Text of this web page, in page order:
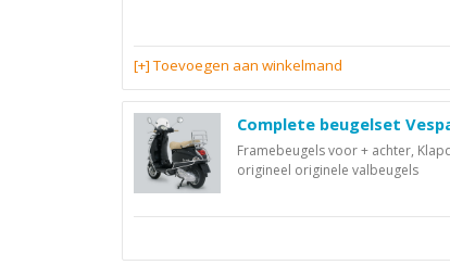
[+] Toevoegen aan winkelmand
Complete beugelset
Framebeugels voor + achter,
origineel originele valbeugels